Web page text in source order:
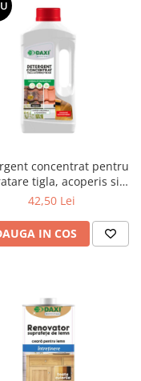
concentrat pentru
tigla, acoperis si
terase,1 L
42,50 Lei
IN COS